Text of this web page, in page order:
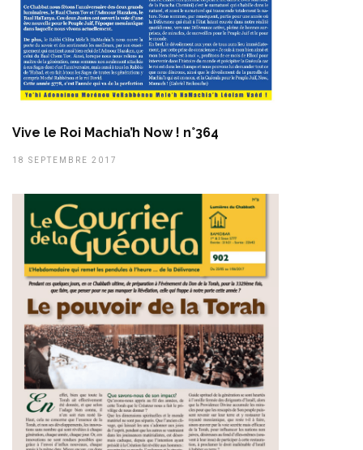
Vive le Roi Machia’h Now ! n°364
18 SEPTEMBRE 2017